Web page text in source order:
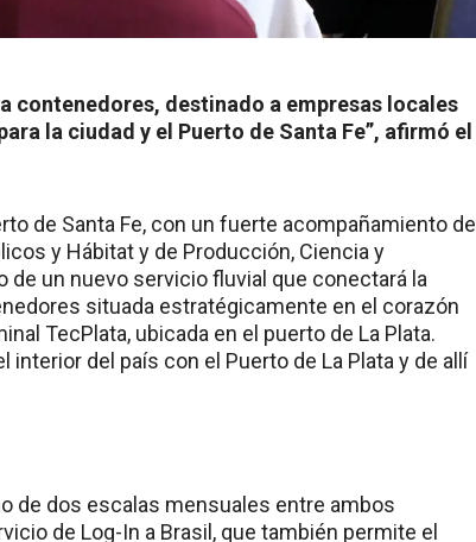
contenedores, destinado a empresas locales
la ciudad y el Puerto de Santa Fe”, afirmó el
de Santa Fe, con un fuerte acompañamiento de
y Hábitat y de Producción, Ciencia y
un nuevo servicio fluvial que conectará la
situada estratégicamente en el corazón
TecPlata, ubicada en el puerto de La Plata.
del país con el Puerto de La Plata y de allí
de dos escalas mensuales entre ambos
de Log-In a Brasil, que también permite el